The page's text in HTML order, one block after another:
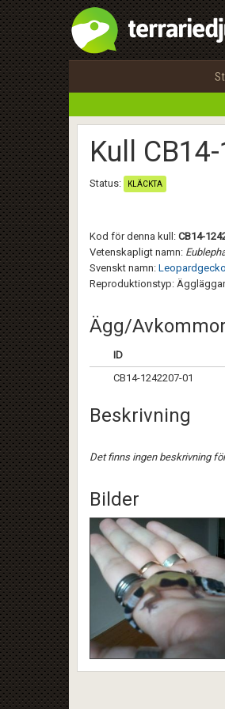
Kull
Status: KLÄCKTA
Kod för denna kull: CB14-
Vetenskapligt namn:
Svenskt namn: Leopardgecko
Reproduktionstyp:
Ägg/Avkommor
ID
CB14-1242207-01
Beskrivning
Det finns ingen beskrivning
Bilder